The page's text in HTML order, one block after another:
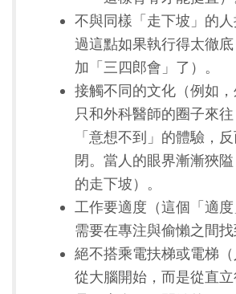
不與同樣「走下坡」的
過這點如果執行得太徹
加「三四郎會」了）。
接觸不同的文化（例如
只和外科醫師的圈子來
「意想不到」的體驗，
閉。當人的眼界漸漸狹
的走下坡）。
工作要適度（這個「適度
需要在專注與偷懶之間
絕不搭乘電扶梯或電梯
從大腦開始，而是從直